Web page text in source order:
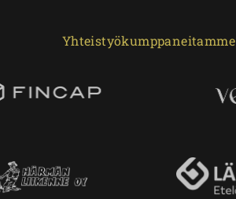
Yhteistyökumppaneitamme